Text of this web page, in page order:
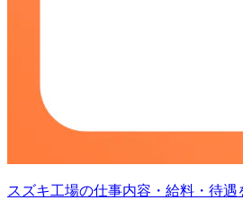
スズキ工場の仕事内容・給料・待